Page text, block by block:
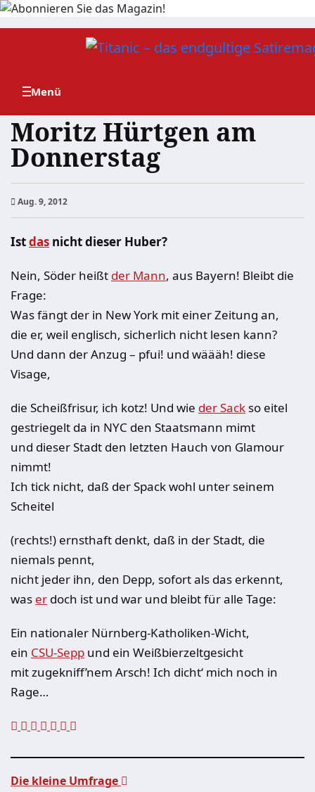
Zum
Moritz Hürtgen am
Donnerstag
Aug. 9, 2012
Istdas nicht dieser Huber?
Nein, Söder heißt der Mann, aus Bayern! Bleibt die
Frage:
Was fängt der in New York mit einer Zeitung an,
die er, weil englisch, sicherlich nicht lesen kann?
Und dann der Anzug – pfui! und wäääh! diese
Visage,
die Scheißfrisur, ich kotz! Und wie der Sack so eitel
gestriegelt da in NYC den Staatsmann mimt
und dieser Stadt den letzten Hauch von Glamour
nimmt!
Ich tick nicht, daß der Spack wohl unter seinem
Scheitel
(rechts!) ernsthaft denkt, daß in der Stadt, die
niemals pennt,
nicht jeder ihn, den Depp, sofort als das erkennt,
was er doch ist und war und bleibt für alle Tage:
Ein nationaler Nürnberg-Katholiken-Wicht,
ein CSU-Sepp und ein Weißbierzeltgesicht
mit zugekniff’nem Arsch! Ich dicht‘ mich noch in
Rage…
Die kleine Umfrage